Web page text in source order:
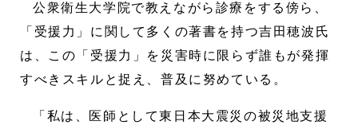
公衆衛生大学院で教えながら診療をする傍ら、
「受援力」に関して多くの著書を持つ吉田穂波氏
は、この「受援力」を災害時に限らず誰もが発揮
すべきスキルと捉え、普及に努めている。
「私は、医師として東日本大震災の被災地支援